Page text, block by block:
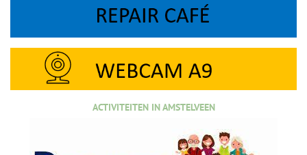
ACTIVITEITEN IN AMSTELVEEN